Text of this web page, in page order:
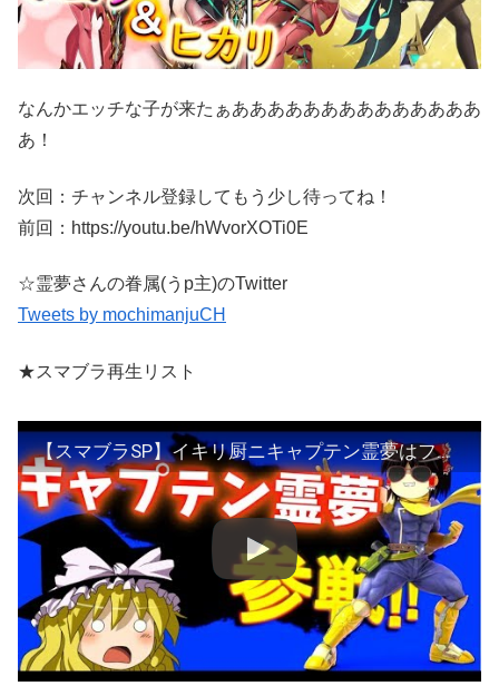
なんかエッチな子が来たぁああああああああああああああ
あ！
次回：チャンネル登録してもう少し待ってね！
前回：https://youtu.be/hWvorXOTi0E
☆霊夢さんの眷属(うp主)のTwitter
Tweets by mochimanjuCH
★スマブラ再生リスト
【スマブラSP】イキリ厨ニキャプテン霊夢はファルコンパンチでたくさんふっ飛ばしたい【ゆっくり実況】